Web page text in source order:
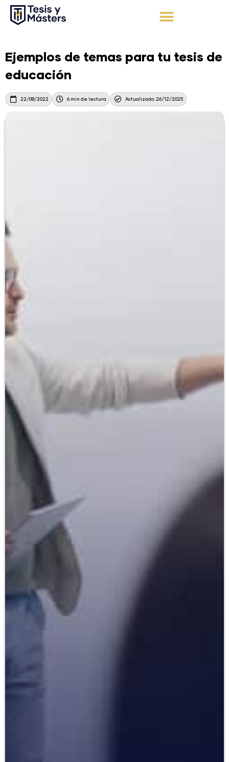
Ejemplos de temas para tu tesis de
educación
22/08/2022 6 min de lectura Actualizado: 26/12/2025